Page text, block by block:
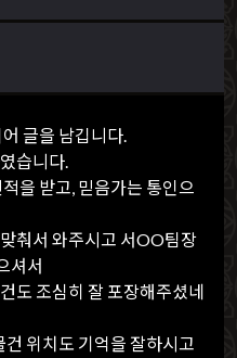
글을 남깁니다.
습니다.
을 받고, 믿음가는 통인으
춰서 와주시고 서OO팀장
셔서
도 조심히 잘 포장해주셨네
위치도 기억을 잘하시고